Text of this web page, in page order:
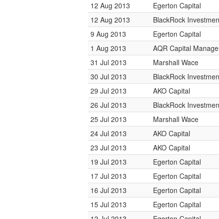
12 Aug 2013
Egerton Capital
12 Aug 2013
BlackRock
9 Aug 2013
Egerton Capital
1 Aug 2013
AQR Capital
31 Jul 2013
Marshall Wace
30 Jul 2013
BlackRock
29 Jul 2013
AKO Capital
26 Jul 2013
BlackRock
25 Jul 2013
Marshall Wace
24 Jul 2013
AKO Capital
23 Jul 2013
AKO Capital
19 Jul 2013
Egerton Capital
17 Jul 2013
Egerton Capital
16 Jul 2013
Egerton Capital
15 Jul 2013
Egerton Capital